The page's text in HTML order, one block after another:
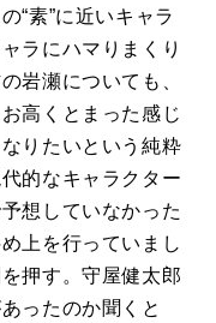
“素”に近いキャラ
ラにハマりまくり
岩瀬についても、
高くとまった感じ
りたいという純粋
的なキャラクター
想していなかった
上を行っていまし
押す。守屋健太郎
ったのか聞くと